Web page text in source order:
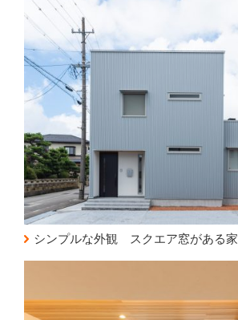
シンプルな外観 スクエア窓がある家